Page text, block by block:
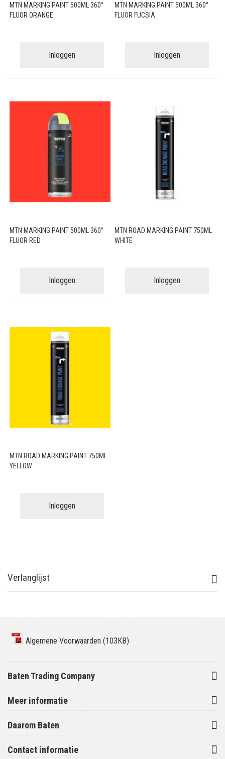
MTN MARKING PAINT 500ML 360°
FLUOR ORANGE
Inloggen
MTN MARKING PAINT 500ML 360°
FLUOR FUCSIA
Inloggen
MTN MARKING PAINT 500ML 360°
FLUOR RED
Inloggen
MTN ROAD MARKING PAINT 750ML
WHITE
Inloggen
MTN ROAD MARKING PAINT 750ML
YELLOW
Inloggen
Verlanglijst
Algemene Voorwaarden (103KB)
Baten Trading Company
Meer informatie
Daarom Baten
Contact informatie